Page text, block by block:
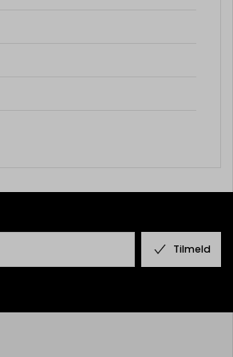
Tilmeld